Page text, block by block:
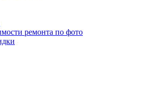
ремонта по фото